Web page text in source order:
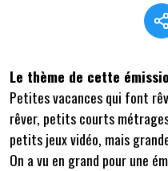
Le thème de cette
Petites vacances qui font
rêver, petits courts
petits jeux vidéo, mais
On a vu en grand pour une